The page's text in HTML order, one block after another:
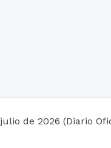
de 2026 (Diario